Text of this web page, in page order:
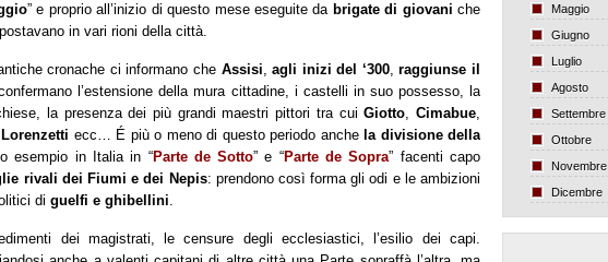
” e proprio all’inizio di questo mese eseguite da brigate di giovani che
in vari rioni della città.
cronache ci informano che Assisi,agli inizi del ‘300,raggiunse il
l’estensione della mura cittadine, i castelli in suo possesso, la
la presenza dei più grandi maestri pittori tra cuiGiotto,Cimabue,
Lorenzetti ecc… É più o meno di questo periodo anche la divisione della
esempio in Italia in “Parte de Sotto” e “Parte de Sopra” facenti capo
rivali dei Fiumi e dei Nepis: prendono così forma gli odi e le ambizioni
di guelfi e ghibellini.
dei magistrati, le censure degli ecclesiastici, l’esilio dei capi.
Maggio
Giugno
Luglio
Agosto
Settembre
Ottobre
Novembre
Dicembre